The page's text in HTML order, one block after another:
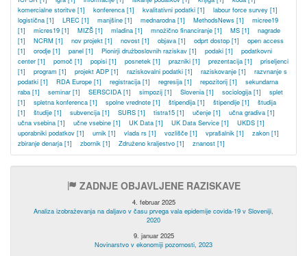
komercialne storitve [1] konferenca [1] kvalitativni podatki [1] labour force survey [1]
logistična [1] LREC [1] manjšine [1] mednarodna [1] MethodsNews [1]
micree19
[1]
micres19 [1] MIZŠ [1] mladina [1] množično financiranje [1] MS [1]
nagrade
[1]
NCRM [1] nov projekt [1] novost [1] objava [1] odprt dostop [1]
open access
[1]
orodje [1] panel [1] Pionirji družboslovnih raziskav [1] podaki [1]
podatkovni
center [1] pomoč [1] popisi [1] posnetek [1] prazniki [1] prezentacija [1]
priseljenci
[1]
program [1] projekt ADP [1] raziskovalni podatki [1] raziskovanje [1]
razvnanje s
podatki [1] RDA Europe [1] registracija [1] regresija [1] repozitorij [1]
sekundarna
raba [1] seminar [1] SERSCIDA [1] simpozij [1] Slovenia [1] sociologija [1]
splet
[1]
spletna konferenca [1] spolne vrednote [1] štipendija [1] štipendije [1]
študija
[1]
študije [1] subvencija [1] SURS [1] tistra15 [1] učenje [1] učna gradiva [1]
učna vsebina [1] učne vsebine [1] UK Data [1] UK Data Service [1] UKDS [1]
uporabniki podatkov [1] urnik [1] vlada rs [1] vozlišče [1] vprašalnik [1] zakon [1]
zbiranje denarja [1] zbornik [1] Združeno kraljestvo [1] znanost [1]
ZADNJE OBJAVLJENE RAZISKAVE
4. februar 2025
Analiza izobraževanja na daljavo v času prvega vala epidemije covida-19 v Sloveniji,
2020
9. januar 2025
Novinarstvo v ekonomiji pozornosti, 2023